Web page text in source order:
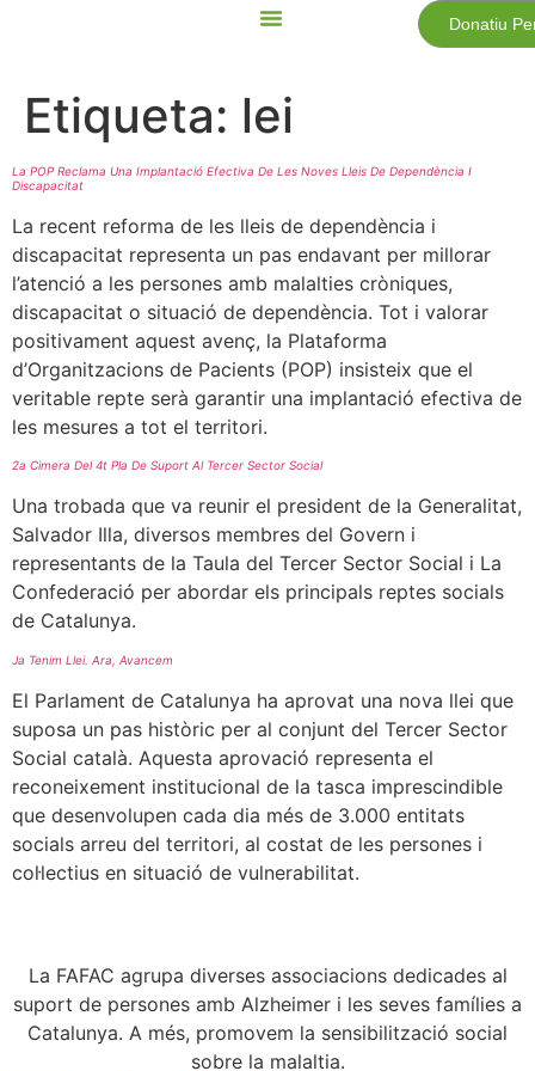
Donatiu
Etiqueta: lei
La POP Reclama Una Implantació Efectiva De Les Noves Lleis De Dependència I
Discapacitat
La recent reforma de les lleis de dependència i
discapacitat representa un pas endavant per millorar
l’atenció a les persones amb malalties cròniques,
discapacitat o situació de dependència. Tot i valorar
positivament aquest avenç, la Plataforma
d’Organitzacions de Pacients (POP) insisteix que el
veritable repte serà garantir una implantació efectiva de
les mesures a tot el territori.
2a Cimera Del 4t Pla De Suport Al Tercer Sector Social
Una trobada que va reunir el president de la Generalitat,
Salvador Illa, diversos membres del Govern i
representants de la Taula del Tercer Sector Social i La
Confederació per abordar els principals reptes socials
de Catalunya.
Ja Tenim Llei. Ara, Avancem
El Parlament de Catalunya ha aprovat una nova llei que
suposa un pas històric per al conjunt del Tercer Sector
Social català. Aquesta aprovació representa el
reconeixement institucional de la tasca imprescindible
que desenvolupen cada dia més de 3.000 entitats
socials arreu del territori, al costat de les persones i
col·lectius en situació de vulnerabilitat.
La FAFAC agrupa diverses associacions dedicades al
suport de persones amb Alzheimer i les seves famílies a
Catalunya. A més, promovem la sensibilització social
sobre la malaltia.